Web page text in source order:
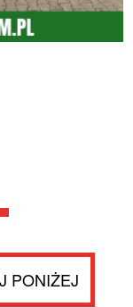
PONIŻEJ